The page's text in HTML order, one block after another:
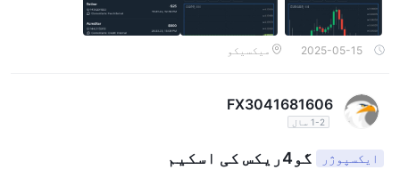
2025-05-15 میکسیکو
FX3041681606
1-2 سال
ایکسپوژر گو4ریکس کی اسکیم